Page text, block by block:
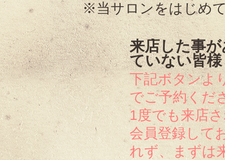
※当サロンをはじめ
来店した事
ていない皆様
下記ボタンよ
でご予約くだ
1度でも来店
会員登録して
れず、まずは